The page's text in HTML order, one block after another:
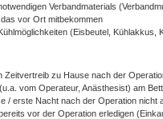
Verbandmaterials
vor Ort mitbekommen
(Eisbeutel, Kühlakkus,
Zeitvertreib zu Hause nach der
vom Operateur, Anästhesist) am
/ erste Nacht nach der Operation nicht
vor der Operation erledigen